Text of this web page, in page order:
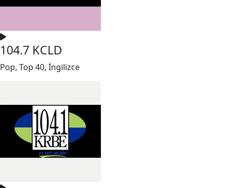
104.7 KCLD
Pop, Top 40, İngilizce